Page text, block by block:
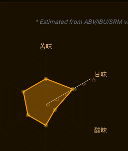
* Estimated from ABV/IBU/SRM
苦味
甘味
酸味
0
2
4
6
8
10